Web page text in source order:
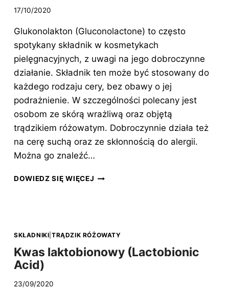
17/10/2020
Glukonolakton (Gluconolactone) to często
spotykany składnik w kosmetykach
pielęgnacyjnych, z uwagi na jego dobroczynne
działanie. Składnik ten może być stosowany do
każdego rodzaju cery, bez obawy o jej
podrażnienie. W szczególności polecany jest
osobom ze skórą wrażliwą oraz objętą
trądzikiem różowatym. Dobroczynnie działa też
na cerę suchą oraz ze skłonnością do alergii.
Można go znaleźć…
DOWIEDZ SIĘ WIĘCEJ GLUKONOLAKTON
SKŁADNIKI TRĄDZIK RÓŻOWATY
Kwas laktobionowy (Lactobionic
Acid)
23/09/2020